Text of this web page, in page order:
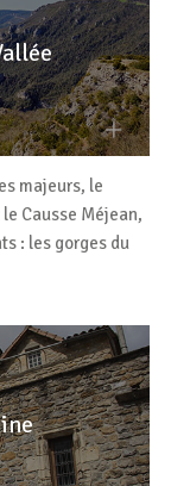
majeurs, le
Causse Méjean,
: les gorges du